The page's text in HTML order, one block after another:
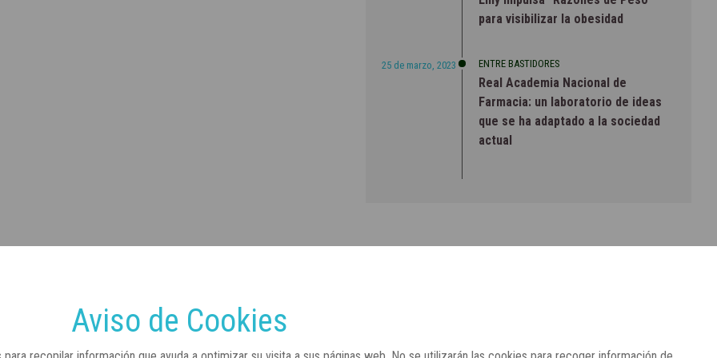
para visibilizar la obesidad
25 de marzo, 2023 ENTRE BASTIDORES
Real Academia Nacional de
Farmacia: un laboratorio de ideas
que se ha adaptado a la sociedad
actual